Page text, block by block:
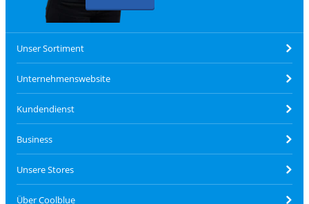
Unser Sortiment
Unternehmenswebsite
Kundendienst
Business
Unsere Stores
Über Coolblue